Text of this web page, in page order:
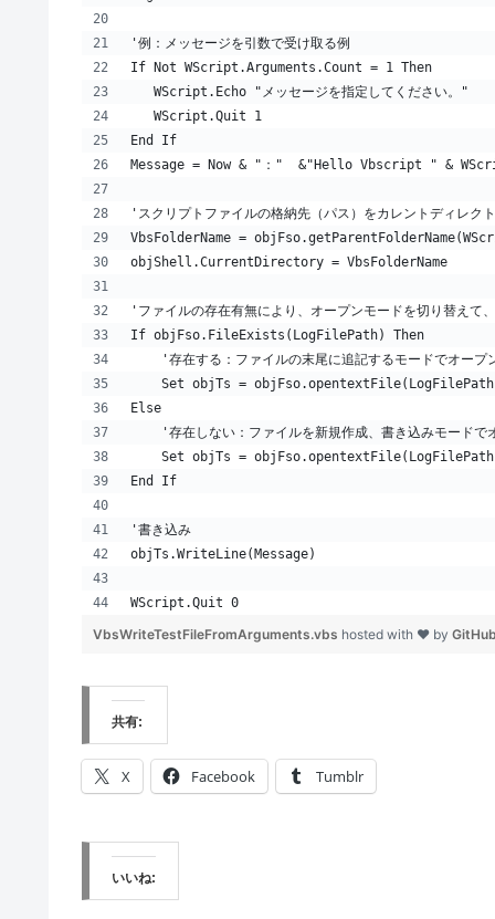
'例：メッセージを引数で受け取る例
If Not WScript.Arguments.Count = 1 Then
   WScript.Echo "メッセージを指定してください。"
   WScript.Quit 1
End If
Message = Now & "："  &"Hello Vbscript " &
'スクリプトファイルの格納先（パス）をカレントディレク
VbsFolderName =
objShell.CurrentDirectory = VbsFolderName
'ファイルの存在有無により、オープンモードを切り替えて
If objFso.FileExists(LogFilePath) Then
'存在する：ファイルの末尾に追記するモードでオープ
Set objTs =
Else
'存在しない：ファイルを新規作成、書き込みモードで
Set objTs =
End If
'書き込み
objTs.WriteLine(Message)
WScript.Quit 0
VbsWriteTestFileFromArguments.vbs hosted with ❤ by GitHub
共有:
X Facebook Tumblr
いいね: